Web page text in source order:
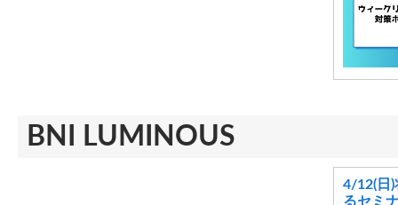
BNI LUMINOUS
4/12(日)
るセミ